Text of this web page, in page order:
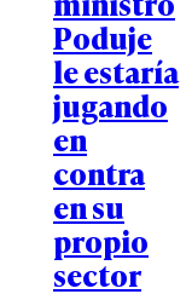
Poduje
le estaría
jugando
en
contra
en su
propio
sector